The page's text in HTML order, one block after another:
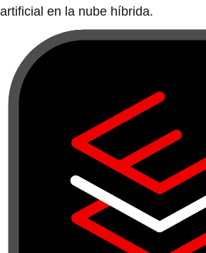
artificial en la nube híbrida.